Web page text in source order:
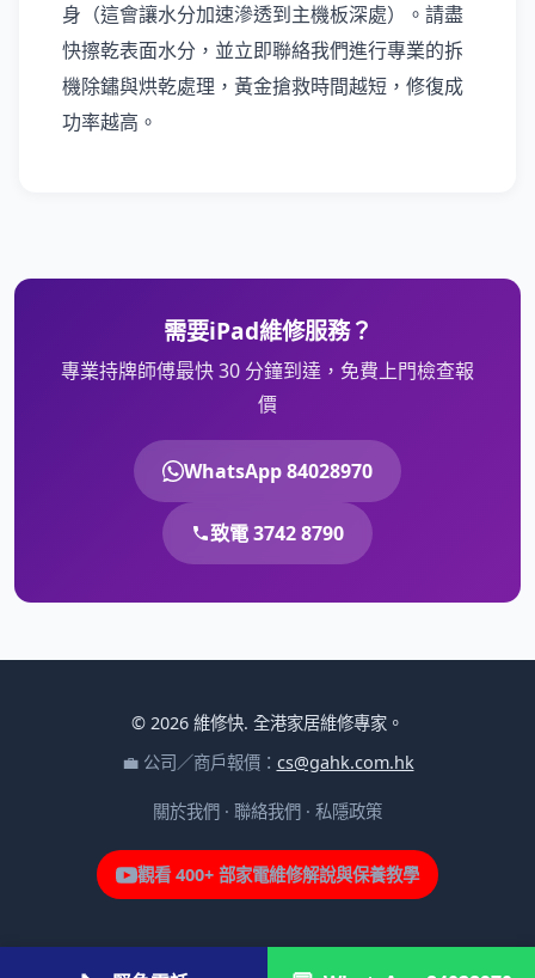
身（這會讓水分加速滲透到主機板深處）。請盡
快擦乾表面水分，並立即聯絡我們進行專業的拆
機除鏽與烘乾處理，黃金搶救時間越短，修復成
功率越高。
需要iPad維修服務？
專業持牌師傅最快 30 分鐘到達，免費上門檢查報
價
WhatsApp 84028970
致電 3742 8790
© 2026 維修快. 全港家居維修專家。
💼 公司／商戶報價： cs@gahk.com.hk
關於我們 · 聯絡我們 · 私隱政策
觀看 400+ 部家電維修解說與保養教學